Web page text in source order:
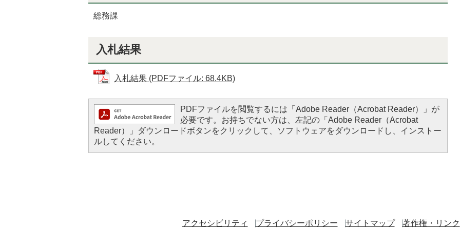
総務課
入札結果
入札結果 (PDFファイル: 68.4KB)
PDFファイルを閲覧するには「Adobe Reader（Acrobat Reader）」が
必要です。お持ちでない方は、左記の「Adobe Reader（Acrobat
Reader）」ダウンロードボタンをクリックして、ソフトウェアをダウンロードし、インストー
ルしてください。
アクセシビリティ プライバシーポリシー サイトマップ 著作権・リンク